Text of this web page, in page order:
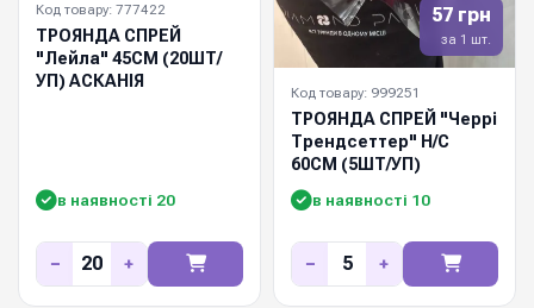
Код товару: 777422
ТРОЯНДА СПРЕЙ
"Лейла" 45СМ (20ШТ/
УП) АСКАНІЯ
в наявності 20
− +
57 грн
за 1 шт.
Код товару: 999251
ТРОЯНДА СПРЕЙ "Черрі
Трендсеттер" Н/С
60СМ (5ШТ/УП)
в наявності 10
− +